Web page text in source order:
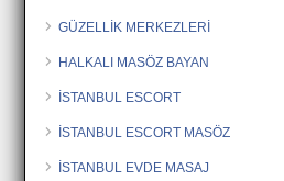
GÜZELLİK MERKEZLERİ
HALKALI MASÖZ BAYAN
İSTANBUL ESCORT
İSTANBUL ESCORT MASÖZ
İSTANBUL EVDE MASAJ